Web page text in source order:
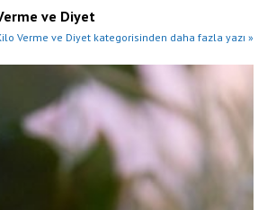
ve Diyet
Verme ve Diyet kategorisinden daha fazla yazı »